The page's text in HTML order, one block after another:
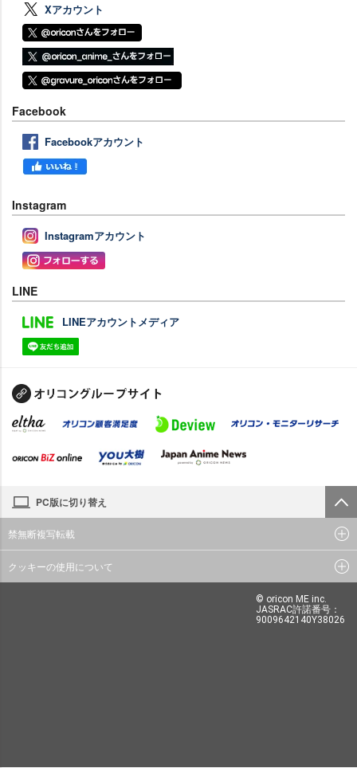
Xアカウント
Facebook
Facebookアカウント
Instagram
Instagramアカウント
LINE
LINEアカウントメディア
PC版に切り替え
禁無断複写転載
クッキーの使用について
© oricon ME inc.
JASRAC許諾番号：
9009642140Y38026